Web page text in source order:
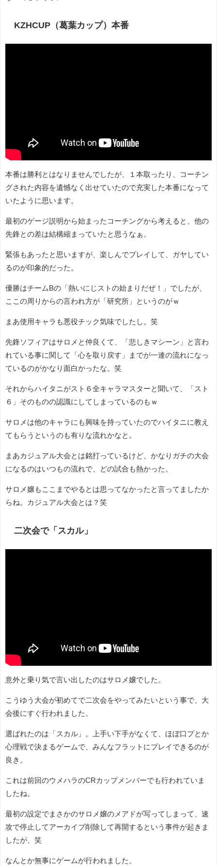
KZHCUP（葛葉カップ）本番
本番は勝利とはなりませんでしたが、１本取ったり、コーチン
グされた内容を遺憾なく出せていたので充実した本番になって
いたように思います。
最初のゲージ説明から始まったコーチングから考えると、他の
先鋒との差は結構縮まっていたと思うなぁ。
緊張もあったと思いますが、楽しんでプレイして、ガヤしてい
るのが印象的だった。
優勝はチームBの「熱いにじストの始まりだぜ！」でしたが、
ここの周りからの言われ方が「研究所」というのがｗ
まあ使用キャラも悪役チック気味でしたし。笑
先鋒ソフィアはサロメと仲良くて、「悲しきマシーン」と言わ
れている事に関して「心を取り戻す」までが一連の流れになっ
ているのがかなり面白かったな。笑
それからハイタニがスト６全キャラマスターと聞いて、「スト
６」そのものの認識にしてしまっているのもｗ
サロメは他のキャラにも興味を持っていたのでハイタニに教え
てもらうというのも有りな流れかなと。
まあカジュアル大会とは銘打っているけど、かなりガチの大会
になるのはいつもの流れで、どの試合も熱かった。
サロメ嬢もここまでやるとは思ってなかったと言ってましたか
らね。カジュアル大会とは？笑
二次会で「スカル」
意外と乗り気で言い出したのはサロメ嬢でした。
こうゆう大会が初めてで二次会をやってみたいという事で、大
会後にすぐ行われました。
選ばれたのは「スカル」。上手い下手がなくて、ほぼ口プとか
心理戦で決まるゲームで、みんなフラットにプレイできるのが
良き。
これは前回のウメハラのCRカップメンバーでも行われていま
したね。
最初の設定でまさかのサロメ嬢のメアドが写ってしまって、速
攻で停止してアーカイブ削除して再開するという事件が起きま
したが、笑
なんとか無事にゲームが行われました。